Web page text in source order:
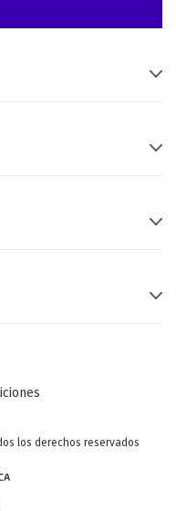
los derechos reservados